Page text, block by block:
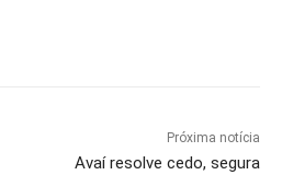
Próxima notícia
Avaí resolve cedo, segura